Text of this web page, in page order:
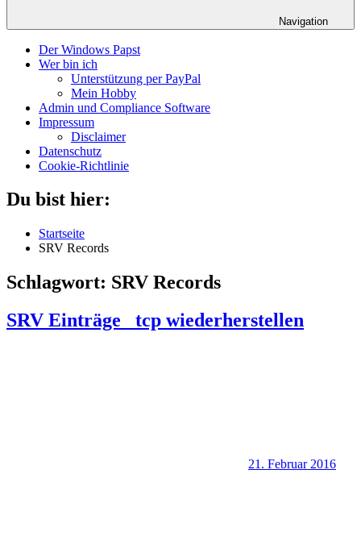
Navigation
Der Windows Papst
Wer bin ich
Unterstützung per PayPal
Mein Hobby
Admin und Compliance Software
Impressum
Disclaimer
Datenschutz
Cookie-Richtlinie
Du bist hier:
Startseite
SRV Records
Schlagwort: SRV Records
SRV Einträge _tcp wiederherstellen
21. Februar 2016